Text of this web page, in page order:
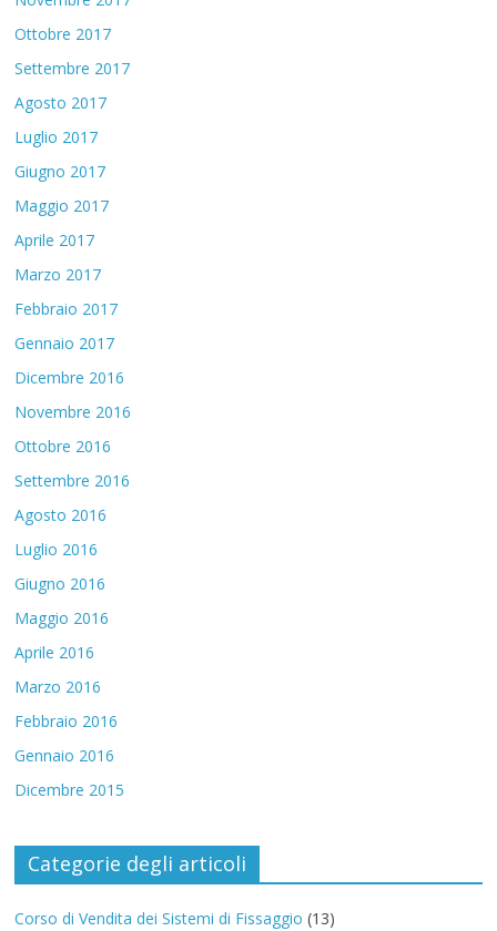
Ottobre 2017
Settembre 2017
Agosto 2017
Luglio 2017
Giugno 2017
Maggio 2017
Aprile 2017
Marzo 2017
Febbraio 2017
Gennaio 2017
Dicembre 2016
Novembre 2016
Ottobre 2016
Settembre 2016
Agosto 2016
Luglio 2016
Giugno 2016
Maggio 2016
Aprile 2016
Marzo 2016
Febbraio 2016
Gennaio 2016
Dicembre 2015
Categorie degli articoli
Corso di Vendita dei Sistemi di Fissaggio (13)